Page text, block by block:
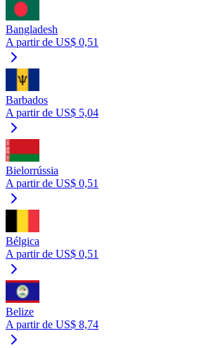
Bangladesh
A partir de US$ 0,51
Barbados
A partir de US$ 5,04
Bielorrússia
A partir de US$ 0,51
Bélgica
A partir de US$ 0,51
Belize
A partir de US$ 8,74